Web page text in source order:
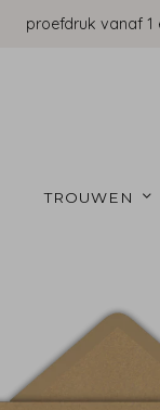
proefdruk vanaf 1
TROUWEN